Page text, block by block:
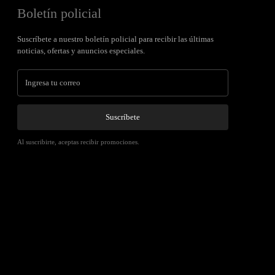
Boletín policial
Suscríbete a nuestro boletín policial para recibir las últimas
noticias, ofertas y anuncios especiales.
Suscríbete
Al suscribirte, aceptas recibir promociones.